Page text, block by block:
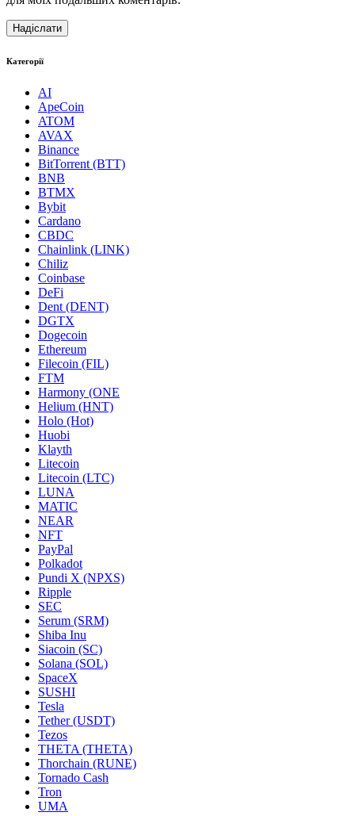
Категорії
AI
ApeCoin
ATOM
AVAX
Binance
BitTorrent (BTT)
BNB
BTMX
Bybit
Cardano
CBDC
Chainlink (LINK)
Chiliz
Coinbase
DeFi
Dent (DENT)
DGTX
Dogecoin
Ethereum
Filecoin (FIL)
FTM
Harmony (ONE
Helium (HNT)
Holo (Hot)
Huobi
Klayth
Litecoin
Litecoin (LTC)
LUNA
MATIC
NEAR
NFT
PayPal
Polkadot
Pundi X (NPXS)
Ripple
SEC
Serum (SRM)
Shiba Inu
Siacoin (SC)
Solana (SOL)
SpaceX
SUSHI
Tesla
Tether (USDT)
Tezos
THETA (THETA)
Thorchain (RUNE)
Tornado Cash
Tron
UMA